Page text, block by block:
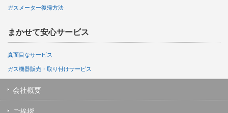
ガスメーター復帰方法
まかせて安心サービス
真面目なサービス
ガス機器販売・取り付けサービス
会社概要